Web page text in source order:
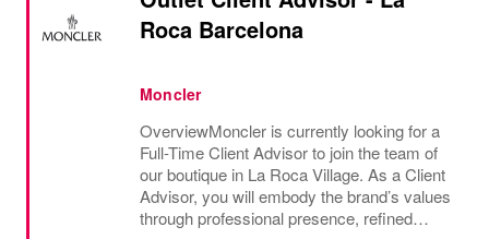
Roca Barcelona
Moncler
OverviewMoncler is currently looking for a
Full-Time Client Advisor to join the team of
our boutique in La Roca Village. As a Client
Advisor, you will embody the brand’s values
through professional presence, refined